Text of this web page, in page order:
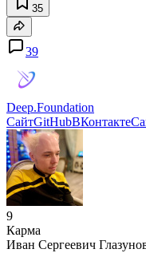
35
39
Deep.Foundation
СайтGitHubВКонтакте
9
Карма
Иван Сергеевич